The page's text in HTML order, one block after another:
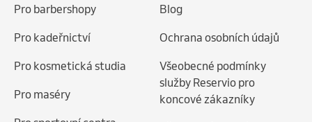
Pro barbershopy
Pro kadeřnictví
Pro kosmetická studia
Pro maséry
Blog
Ochrana osobních údajů
Všeobecné podmínky
služby Reservio pro
koncové zákazníky